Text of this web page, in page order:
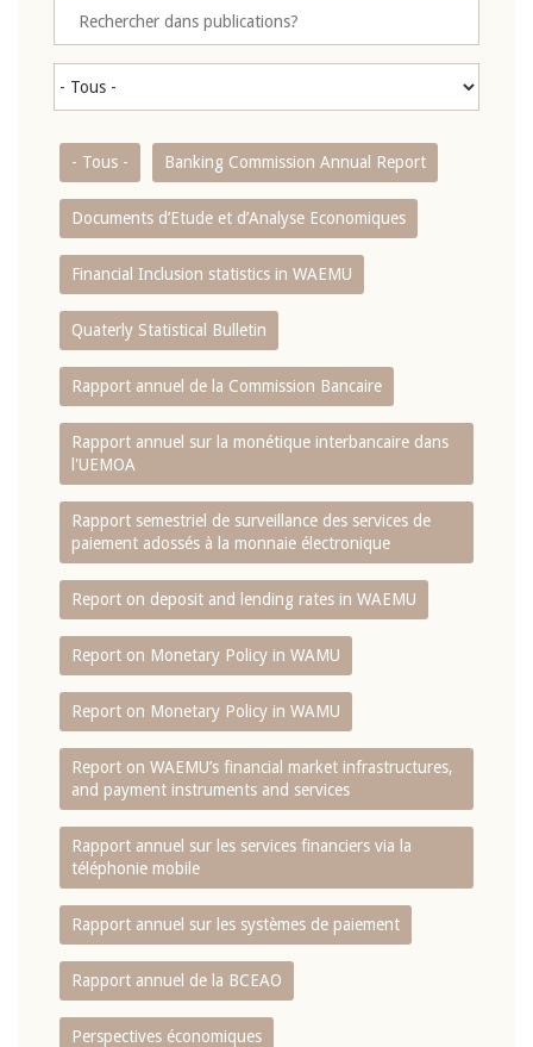
- Tous - Banking Commission Annual Report
Documents d’Etude et d’Analyse Economiques
Financial Inclusion statistics in WAEMU
Quaterly Statistical Bulletin
Rapport annuel de la Commission Bancaire
Rapport annuel sur la monétique interbancaire dans
l'UEMOA
Rapport semestriel de surveillance des services de
paiement adossés à la monnaie électronique
Report on deposit and lending rates in WAEMU
Report on Monetary Policy in WAMU
Report on Monetary Policy in WAMU
Report on WAEMU’s financial market infrastructures,
and payment instruments and services
Rapport annuel sur les services financiers via la
téléphonie mobile
Rapport annuel sur les systèmes de paiement
Rapport annuel de la BCEAO
Perspectives économiques